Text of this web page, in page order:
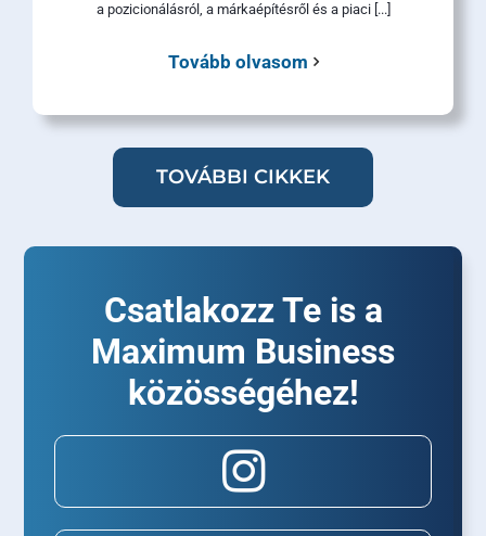
a pozicionálásról, a márkaépítésről és a piaci [...]
Tovább olvasom
TOVÁBBI CIKKEK
Csatlakozz Te is a
Maximum Business
közösségéhez!